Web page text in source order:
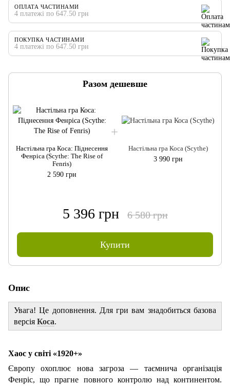
ОПЛАТА ЧАСТИНАМИ
4 платежі по 647.50 грн
ПОКУПКА ЧАСТИНАМИ
4 платежі по 647.50 грн
Разом дешевше
Настільна гра Коса: Піднесення
Фенріса (Scythe: The Rise of
Fenris)
2 590 грн
Настільна гра Коса (Scythe)
3 990 грн
5 396 грн 6 580 грн
Купити
Опис
Увага! Це доповнення. Для гри вам знадобиться базова
версія Коса.
Хаос у світі «1920+»
Європу охоплює нова загроза — таємнича організація
Фенріс, що прагне повного контролю над континентом.